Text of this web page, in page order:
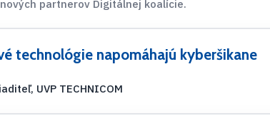
partnerov Digitálnej koalície.
technológie napomáhajú kyberšikane
UVP TECHNICOM